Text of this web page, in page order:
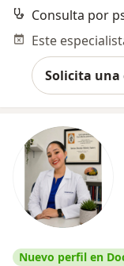
Consulta por
Solicita una
Nuevo perfil en